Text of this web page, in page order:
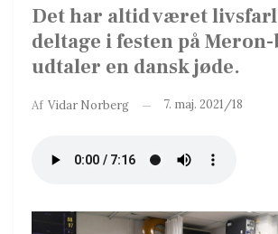
Det har altid været
deltage i festen på
udtaler en dansk jøde.
Af Vidar Norberg 7. maj. 2021/18